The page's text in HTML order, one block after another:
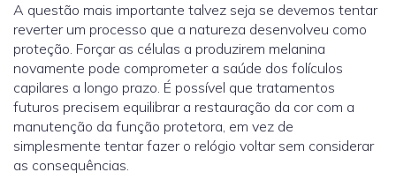
A questão mais importante talvez seja se devemos tentar
reverter um processo que a natureza desenvolveu como
proteção. Forçar as células a produzirem melanina
novamente pode comprometer a saúde dos folículos
capilares a longo prazo. É possível que tratamentos
futuros precisem equilibrar a restauração da cor com a
manutenção da função protetora, em vez de
simplesmente tentar fazer o relógio voltar sem considerar
as consequências.